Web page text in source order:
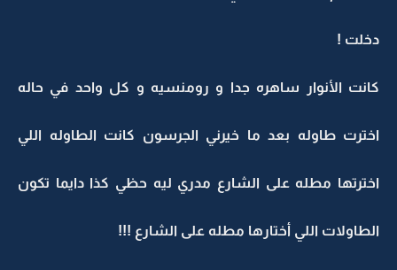
دخلت !
كانت الأنوار ساهره جدا و رومنسيه و كل واحد في حاله
اخترت طاوله بعد ما خيرني الجرسون كانت الطاوله اللي
اخترتها مطله على الشارع مدري ليه حظي كذا دايما تكون
الطاولات اللي أختارها مطله على الشارع !!!